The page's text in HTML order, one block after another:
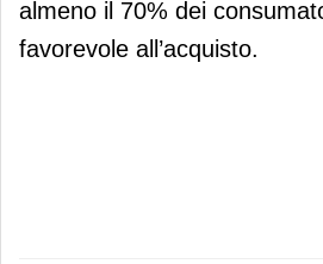
almeno il 70% dei
favorevole all’acquisto.